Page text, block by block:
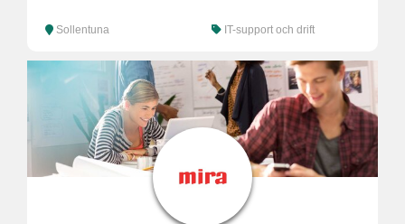
Sollentuna IT-support och drift